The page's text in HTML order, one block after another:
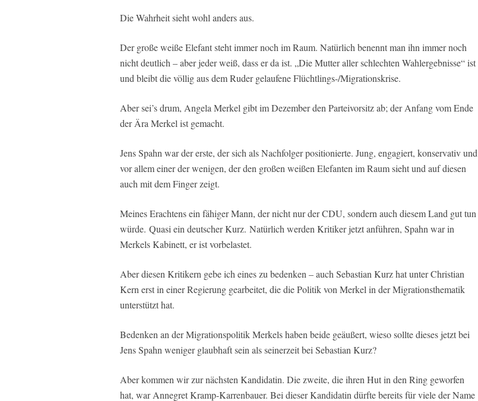
Die Wahrheit sieht wohl anders aus.
Der große weiße Elefant steht immer noch im Raum. Natürlich benennt man ihn immer noch
nicht deutlich – aber jeder weiß, dass er da ist. „Die Mutter aller schlechten Wahlergebnisse“ ist
und bleibt die völlig aus dem Ruder gelaufene Flüchtlings-/Migrationskrise.
Aber sei’s drum, Angela Merkel gibt im Dezember den Parteivorsitz ab; der Anfang vom Ende
der Ära Merkel ist gemacht.
Jens Spahn war der erste, der sich als Nachfolger positionierte. Jung, engagiert, konservativ und
vor allem einer der wenigen, der den großen weißen Elefanten im Raum sieht und auf diesen
auch mit dem Finger zeigt.
Meines Erachtens ein fähiger Mann, der nicht nur der CDU, sondern auch diesem Land gut tun
würde. Quasi ein deutscher Kurz. Natürlich werden Kritiker jetzt anführen, Spahn war in
Merkels Kabinett, er ist vorbelastet.
Aber diesen Kritikern gebe ich eines zu bedenken – auch Sebastian Kurz hat unter Christian
Kern erst in einer Regierung gearbeitet, die die Politik von Merkel in der Migrationsthematik
unterstützt hat.
Bedenken an der Migrationspolitik Merkels haben beide geäußert, wieso sollte dieses jetzt bei
Jens Spahn weniger glaubhaft sein als seinerzeit bei Sebastian Kurz?
Aber kommen wir zur nächsten Kandidatin. Die zweite, die ihren Hut in den Ring geworfen
hat, war Annegret Kramp-Karrenbauer. Bei dieser Kandidatin dürfte bereits für viele der Name